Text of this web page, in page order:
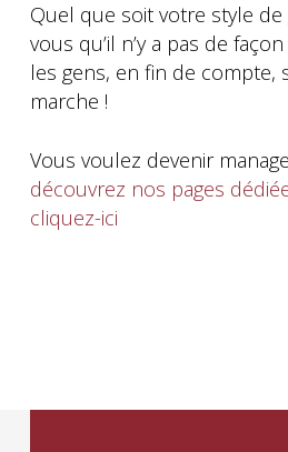
Quel que soit votre style
vous qu’il n’y a pas de
les gens, en fin de compte,
marche !
Vous voulez devenir
découvrez nos pages
cliquez-ici